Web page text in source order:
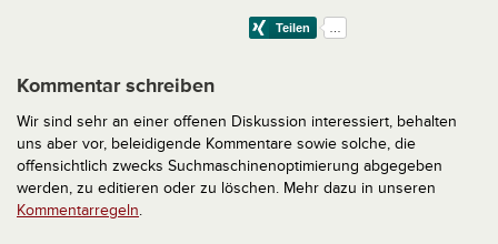
Kommentar schreiben
Wir sind sehr an einer offenen Diskussion interessiert, behalten
uns aber vor, beleidigende Kommentare sowie solche, die
offensichtlich zwecks Suchmaschinenoptimierung abgegeben
werden, zu editieren oder zu löschen. Mehr dazu in unseren
Kommentarregeln.